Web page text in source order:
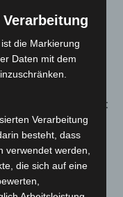
aus
entdeckt
Begegnung“ in
eingedämmt
die Markierung
Daten mit dem
Verarbeitung
besteht, dass
verwendet werden,
die sich auf eine